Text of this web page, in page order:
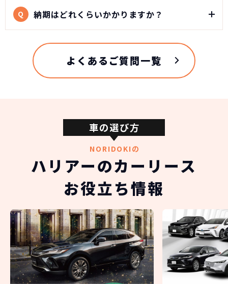
Q 納期はどれくらいかかりますか？
よくあるご質問一覧
車の選び方
NORIDOKIの
ハリアーのカーリース
お役立ち情報